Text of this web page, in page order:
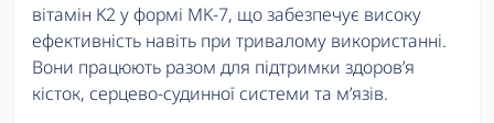
вітамін K2 у формі MK-7, що забезпечує високу
ефективність навіть при тривалому використанні.
Вони працюють разом для підтримки здоров’я
кісток, серцево-судинної системи та м’язів.